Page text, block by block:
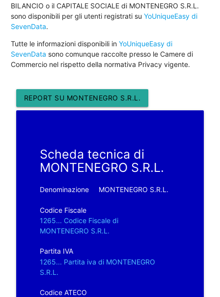
BILANCIO o il CAPITALE SOCIALE di MONTENEGRO S.R.L.
sono disponibili per gli utenti registrati suYoUniqueEasy di
SevenData.
Tutte le informazioni disponibili inYoUniqueEasy di
SevenData sono comunque raccolte presso le Camere di
Commercio nel rispetto della normativa Privacy vigente.
REPORT SU MONTENEGRO S.R.L.
Scheda tecnica di
MONTENEGRO S.R.L.
Denominazione MONTENEGRO S.R.L.
Codice Fiscale
1265... Codice Fiscale di
MONTENEGRO S.R.L.
Partita IVA
1265... Partita iva di MONTENEGRO
S.R.L.
Codice ATECO